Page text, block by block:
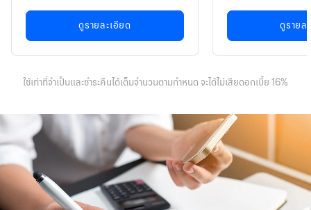
ดูรายละเอียด ดูรายล
ใช้เท่าที่จำเป็นและชำระคืนได้เต็มจำนวนตามกำหนด จะได้ไม่เสียดอกเบี้ย 16%